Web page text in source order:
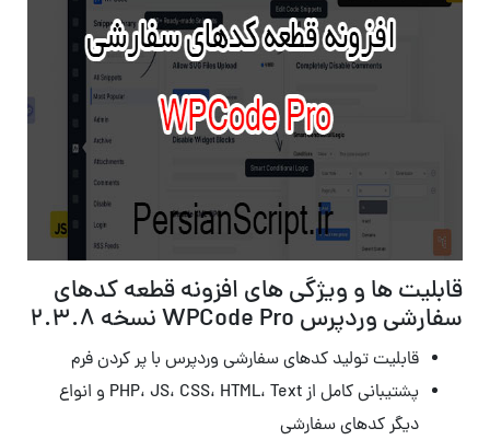
قابلیت ها و ویژگی های افزونه قطعه کدهای
سفارشی وردپرس WPCode Pro نسخه 2.3.8
قابلیت تولید کدهای سفارشی وردپرس با پر کردن فرم
پشتیبانی کامل از PHP، JS، CSS، HTML، Text و انواع
دیگر کدهای سفارشی